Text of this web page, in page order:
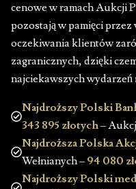
cenowe w ramach Aukcji
pozostają w pamięci przez
oczekiwania klientów
zagranicznych, dzięki
najciekawszych
Najdroższy Polski
343 895 złotych–
Najdroższa Polska
Wełnianych – 94 080
Najdroższy Polski